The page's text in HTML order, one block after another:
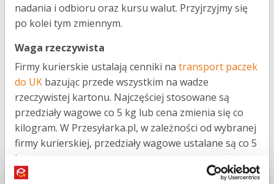
nadania i odbioru oraz kursu walut. Przyjrzyjmy się
po kolei tym zmiennym.
Waga rzeczywista
Firmy kurierskie ustalają cenniki na transport paczek
do UK bazując przede wszystkim na wadze
rzeczywistej kartonu. Najczęściej stosowane są
przedziały wagowe co 5 kg lub cena zmienia się co
kilogram. W Przesyłarka.pl, w zależności od wybranej
firmy kurierskiej, przedziały wagowe ustalane są co 5
kg.